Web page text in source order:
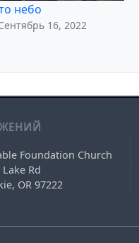
небо
16, 2022
Foundation Church
Lake Rd
OR 97222